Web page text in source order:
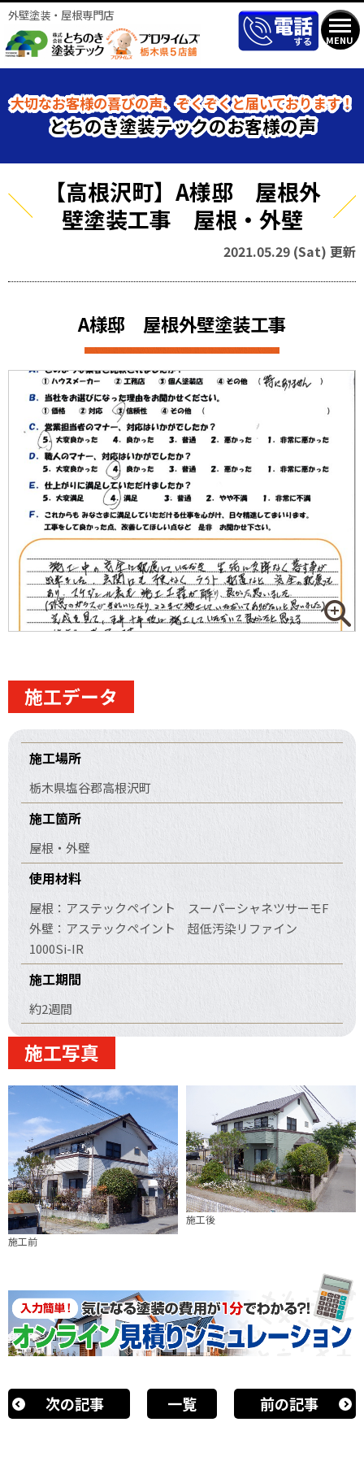
MENU
外壁塗装・屋根専門店
大切なお客様の喜びの声、ぞくぞくと届いております！
とちのき塗装テックのお客様の声
【高根沢町】A様邸 屋根外
壁塗装工事 屋根・外壁
2021.05.29 (Sat) 更新
A様邸 屋根外壁塗装工事
施工データ
施工場所
栃木県塩谷郡高根沢町
施工箇所
屋根・外壁
使用材料
屋根：アステックペイント スーパーシャネツサーモF
外壁：アステックペイント 超低汚染リファイン
1000Si-IR
施工期間
約2週間
施工写真
施工前
施工後
次の記事 一覧 前の記事